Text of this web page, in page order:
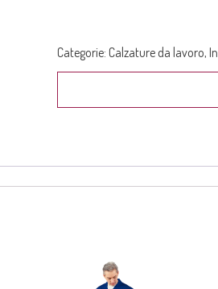
Categorie: Calzature da lavoro,